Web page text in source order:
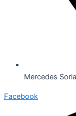
Mercedes
Facebook